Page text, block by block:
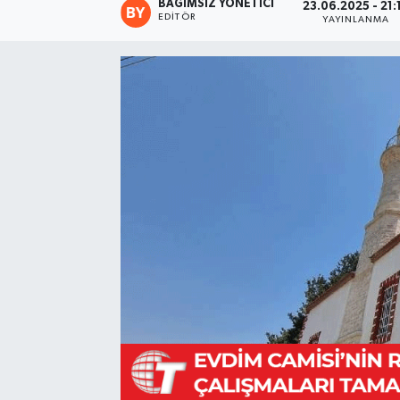
BAĞIMSIZ YÖNETICI
EDITÖR
23.06.2025 -
YAYINLANMA